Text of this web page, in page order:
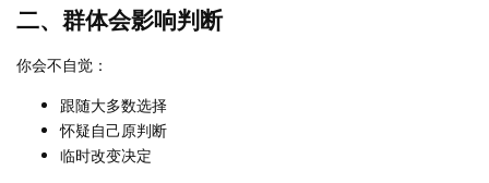
二、群体会影响判断
你会不自觉：
跟随大多数选择
怀疑自己原判断
临时改变决定